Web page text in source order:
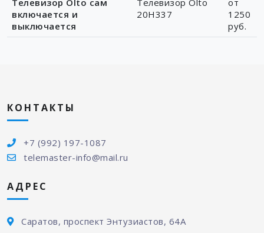
Телевизор Olto сам
включается и
выключается
Телевизор Olto
20H337
от
1250
руб.
КОНТАКТЫ
+7 (992) 197-1087
telemaster-info@mail.ru
АДРЕС
Саратов, проспект Энтузиастов, 64А